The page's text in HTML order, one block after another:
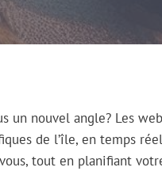
un nouvel angle? Les
de l’île, en temps
tout en planifiant